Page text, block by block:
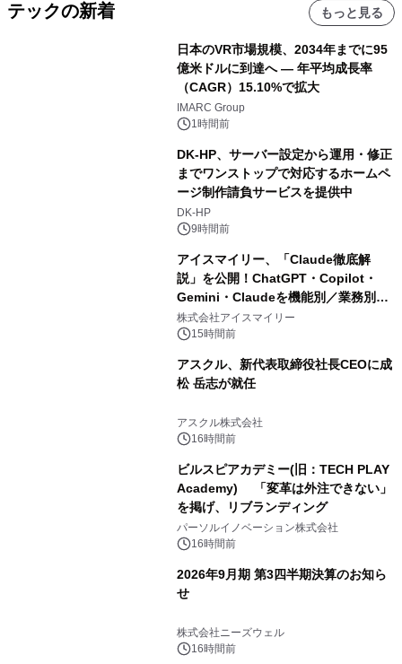
テックの新着 もっと見る
日本のVR市場規模、2034年までに95
億米ドルに到達へ ― 年平均成長率
（CAGR）15.10%で拡大
IMARC Group
1時間前
DK-HP、サーバー設定から運用・修正
までワンストップで対応するホームペ
ージ制作請負サービスを提供中
DK-HP
9時間前
アイスマイリー、「Claude徹底解
説」を公開！ChatGPT・Copilot・
Gemini・Claudeを機能別／業務別に
比較―自社に合う生成AIの選び方がわ
かる実践ガイド
株式会社アイスマイリー
15時間前
アスクル、新代表取締役社長CEOに成
松 岳志が就任
アスクル株式会社
16時間前
ビルスピアカデミー(旧：TECH PLAY
Academy) 「変革は外注できない」
を掲げ、リブランディング
パーソルイノベーション株式会社
16時間前
2026年9月期 第3四半期決算のお知ら
せ
株式会社ニーズウェル
16時間前